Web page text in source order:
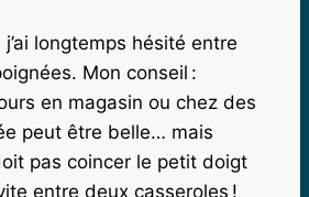
longtemps hésité entre
Mon conseil :
en magasin ou chez des
peut être belle… mais
pas coincer le petit doigt
entre deux casseroles !